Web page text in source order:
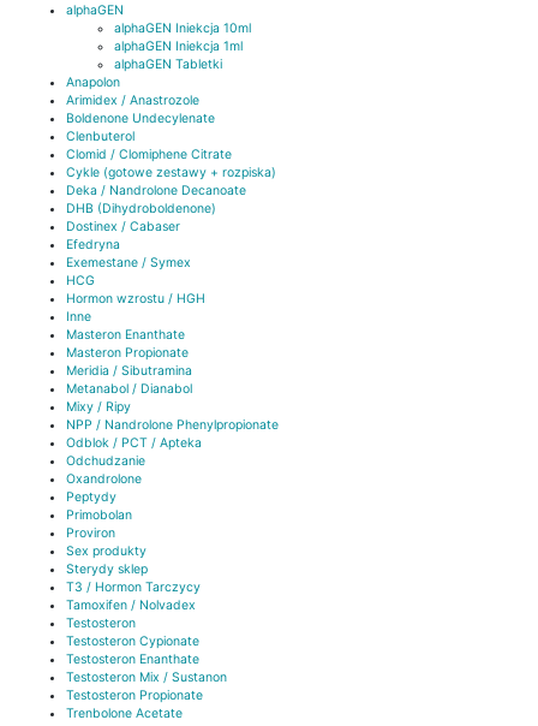
alphaGEN
alphaGEN Iniekcja 10ml
alphaGEN Iniekcja 1ml
alphaGEN Tabletki
Anapolon
Arimidex / Anastrozole
Boldenone Undecylenate
Clenbuterol
Clomid / Clomiphene Citrate
Cykle (gotowe zestawy + rozpiska)
Deka / Nandrolone Decanoate
DHB (Dihydroboldenone)
Dostinex / Cabaser
Efedryna
Exemestane / Symex
HCG
Hormon wzrostu / HGH
Inne
Masteron Enanthate
Masteron Propionate
Meridia / Sibutramina
Metanabol / Dianabol
Mixy / Ripy
NPP / Nandrolone Phenylpropionate
Odblok / PCT / Apteka
Odchudzanie
Oxandrolone
Peptydy
Primobolan
Proviron
Sex produkty
Sterydy sklep
T3 / Hormon Tarczycy
Tamoxifen / Nolvadex
Testosteron
Testosteron Cypionate
Testosteron Enanthate
Testosteron Mix / Sustanon
Testosteron Propionate
Trenbolone Acetate